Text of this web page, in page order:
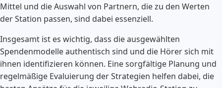
Mittel und die Auswahl von Partnern, die zu den Werten
der Station passen, sind dabei essenziell.
Insgesamt ist es wichtig, dass die ausgewählten
Spendenmodelle authentisch sind und die Hörer sich mit
ihnen identifizieren können. Eine sorgfältige Planung und
regelmäßige Evaluierung der Strategien helfen dabei, die